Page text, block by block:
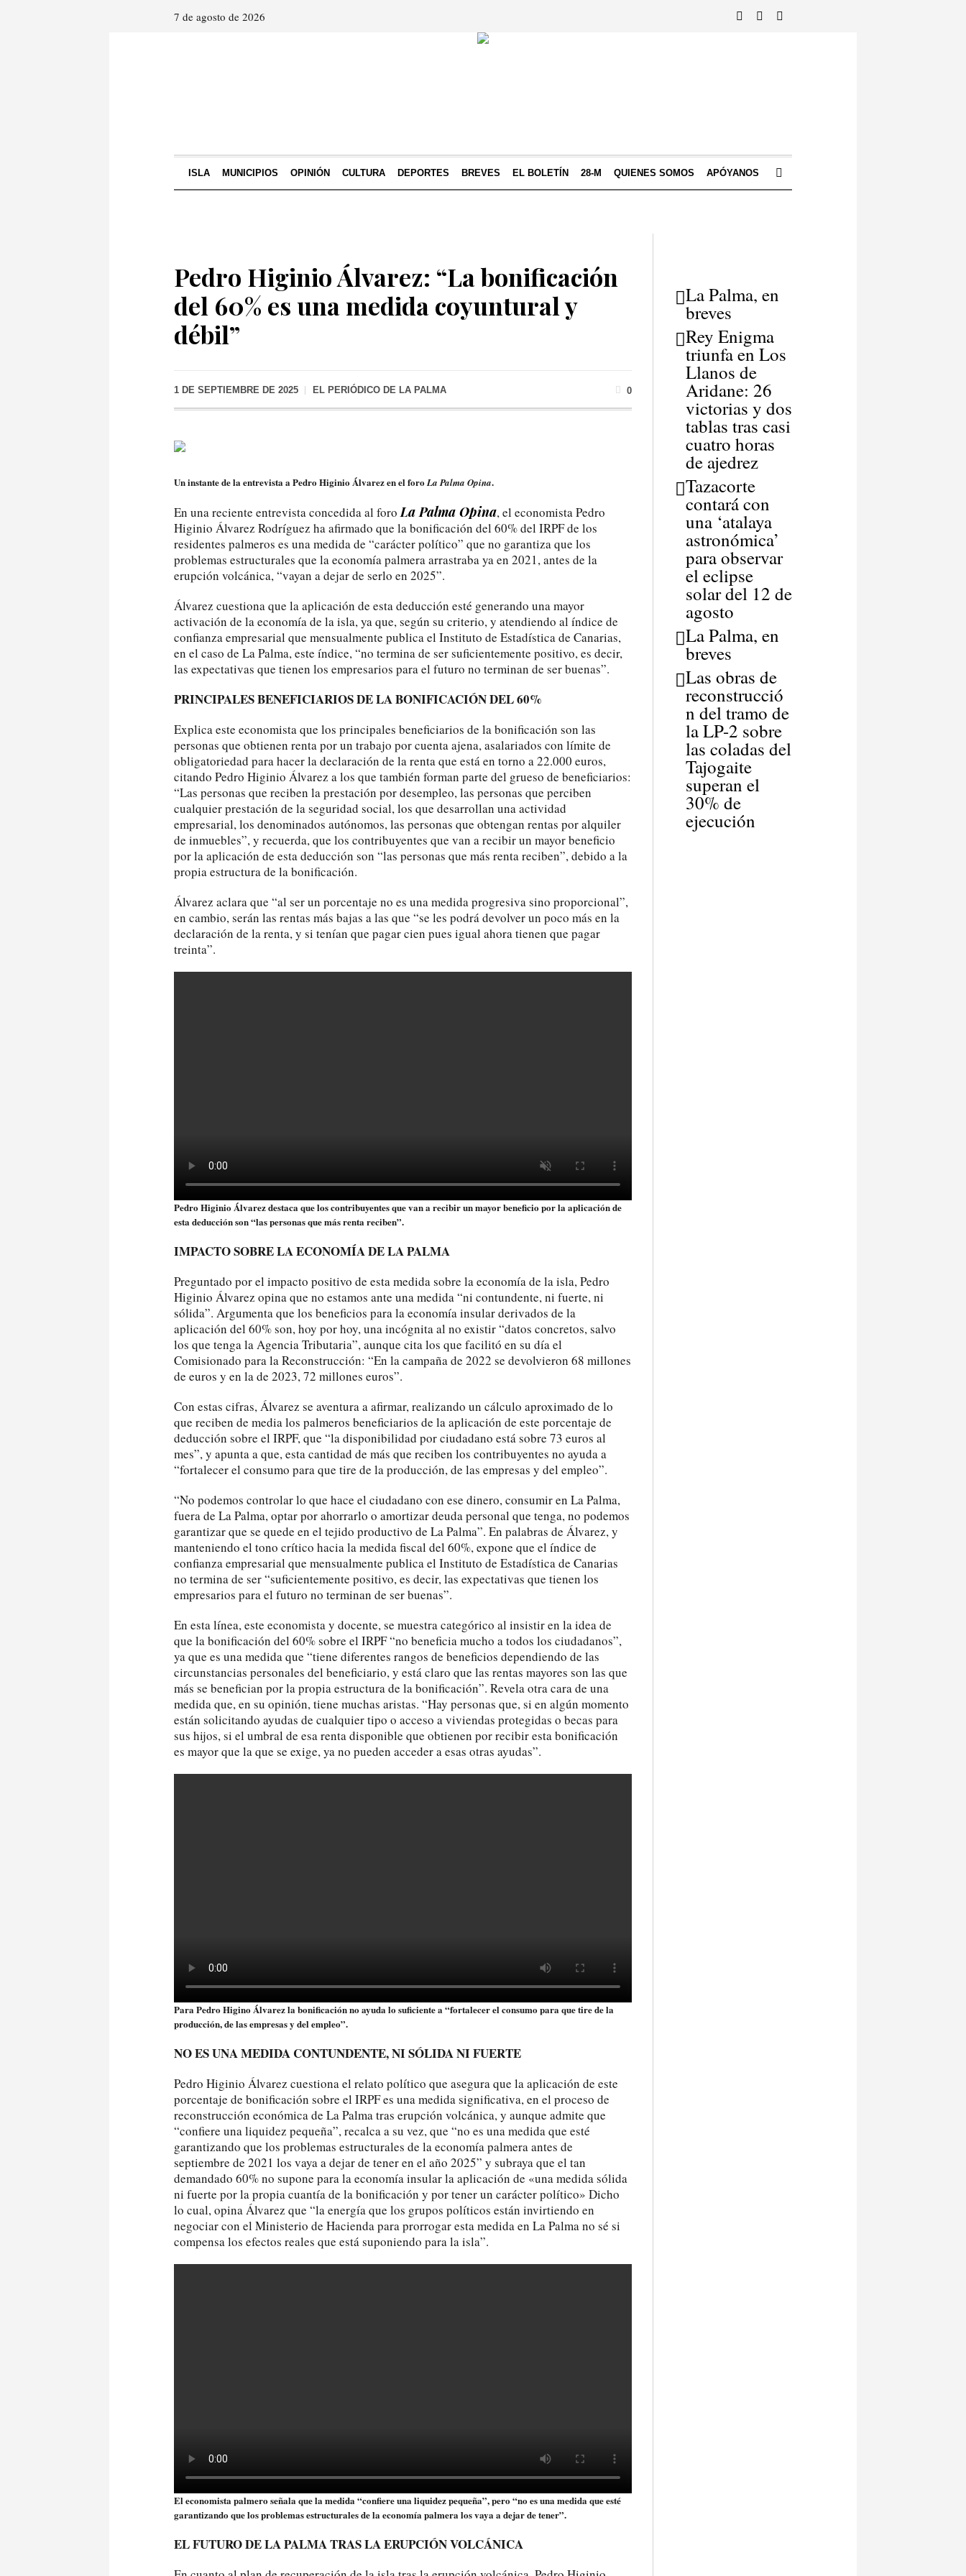
7 de agosto de 2026
ISLA MUNICIPIOS OPINIÓN CULTURA DEPORTES BREVES EL BOLETÍN 28-M QUIENES SOMOS APÓYANOS
Pedro Higinio Álvarez: “La bonificación
del 60% es una medida coyuntural y
débil”
1 DE SEPTIEMBRE DE 2025 EL PERIÓDICO DE LA PALMA 0
Un instante de la entrevista a Pedro Higinio Álvarez en el foroLa Palma Opina.
En una reciente entrevista concedida al foroLa Palma Opina, el economista Pedro
Higinio Álvarez Rodríguez ha afirmado que la bonificación del 60% del IRPF de los
residentes palmeros es una medida de “carácter político” que no garantiza que los
problemas estructurales que la economía palmera arrastraba ya en 2021, antes de la
erupción volcánica, “vayan a dejar de serlo en 2025”.
Álvarez cuestiona que la aplicación de esta deducción esté generando una mayor
activación de la economía de la isla, ya que, según su criterio, y atendiendo al índice de
confianza empresarial que mensualmente publica el Instituto de Estadística de Canarias,
en el caso de La Palma, este índice, “no termina de ser suficientemente positivo, es decir,
las expectativas que tienen los empresarios para el futuro no terminan de ser buenas”.
PRINCIPALES BENEFICIARIOS DE LA BONIFICACIÓN DEL 60%
Explica este economista que los principales beneficiarios de la bonificación son las
personas que obtienen renta por un trabajo por cuenta ajena, asalariados con límite de
obligatoriedad para hacer la declaración de la renta que está en torno a 22.000 euros,
citando Pedro Higinio Álvarez a los que también forman parte del grueso de beneficiarios:
“Las personas que reciben la prestación por desempleo, las personas que perciben
cualquier prestación de la seguridad social, los que desarrollan una actividad
empresarial, los denominados autónomos, las personas que obtengan rentas por alquiler
de inmuebles”, y recuerda, que los contribuyentes que van a recibir un mayor beneficio
por la aplicación de esta deducción son “las personas que más renta reciben”, debido a la
propia estructura de la bonificación.
Álvarez aclara que “al ser un porcentaje no es una medida progresiva sino proporcional”,
en cambio, serán las rentas más bajas a las que “se les podrá devolver un poco más en la
declaración de la renta, y si tenían que pagar cien pues igual ahora tienen que pagar
treinta”.
Pedro Higinio Álvarez destaca que los contribuyentes que van a recibir un mayor beneficio por la aplicación de
esta deducción son “las personas que más renta reciben”.
IMPACTO SOBRE LA ECONOMÍA DE LA PALMA
Preguntado por el impacto positivo de esta medida sobre la economía de la isla, Pedro
Higinio Álvarez opina que no estamos ante una medida “ni contundente, ni fuerte, ni
sólida”. Argumenta que los beneficios para la economía insular derivados de la
aplicación del 60% son, hoy por hoy, una incógnita al no existir “datos concretos, salvo
los que tenga la Agencia Tributaria”, aunque cita los que facilitó en su día el
Comisionado para la Reconstrucción: “En la campaña de 2022 se devolvieron 68 millones
de euros y en la de 2023, 72 millones euros”.
Con estas cifras, Álvarez se aventura a afirmar, realizando un cálculo aproximado de lo
que reciben de media los palmeros beneficiarios de la aplicación de este porcentaje de
deducción sobre el IRPF, que “la disponibilidad por ciudadano está sobre 73 euros al
mes”, y apunta a que, esta cantidad de más que reciben los contribuyentes no ayuda a
“fortalecer el consumo para que tire de la producción, de las empresas y del empleo”.
“No podemos controlar lo que hace el ciudadano con ese dinero, consumir en La Palma,
fuera de La Palma, optar por ahorrarlo o amortizar deuda personal que tenga, no podemos
garantizar que se quede en el tejido productivo de La Palma”. En palabras de Álvarez, y
manteniendo el tono crítico hacia la medida fiscal del 60%, expone que el índice de
confianza empresarial que mensualmente publica el Instituto de Estadística de Canarias
no termina de ser “suficientemente positivo, es decir, las expectativas que tienen los
empresarios para el futuro no terminan de ser buenas”.
En esta línea, este economista y docente, se muestra categórico al insistir en la idea de
que la bonificación del 60% sobre el IRPF “no beneficia mucho a todos los ciudadanos”,
ya que es una medida que “tiene diferentes rangos de beneficios dependiendo de las
circunstancias personales del beneficiario, y está claro que las rentas mayores son las que
más se benefician por la propia estructura de la bonificación”. Revela otra cara de una
medida que, en su opinión, tiene muchas aristas. “Hay personas que, si en algún momento
están solicitando ayudas de cualquier tipo o acceso a viviendas protegidas o becas para
sus hijos, si el umbral de esa renta disponible que obtienen por recibir esta bonificación
es mayor que la que se exige, ya no pueden acceder a esas otras ayudas”.
Para Pedro Higino Álvarez la bonificación no ayuda lo suficiente a “fortalecer el consumo para que tire de la
producción, de las empresas y del empleo”.
NO ES UNA MEDIDA CONTUNDENTE, NI SÓLIDA NI FUERTE
Pedro Higinio Álvarez cuestiona el relato político que asegura que la aplicación de este
porcentaje de bonificación sobre el IRPF es una medida significativa, en el proceso de
reconstrucción económica de La Palma tras erupción volcánica, y aunque admite que
“confiere una liquidez pequeña”, recalca a su vez, que “no es una medida que esté
garantizando que los problemas estructurales de la economía palmera antes de
septiembre de 2021 los vaya a dejar de tener en el año 2025” y subraya que el tan
demandado 60% no supone para la economía insular la aplicación de «una medida sólida
ni fuerte por la propia cuantía de la bonificación y por tener un carácter político» Dicho
lo cual, opina Álvarez que “la energía que los grupos políticos están invirtiendo en
negociar con el Ministerio de Hacienda para prorrogar esta medida en La Palma no sé si
compensa los efectos reales que está suponiendo para la isla”.
El economista palmero señala que la medida “confiere una liquidez pequeña”, pero “no es una medida que esté
garantizando que los problemas estructurales de la economía palmera los vaya a dejar de tener”.
EL FUTURO DE LA PALMA TRAS LA ERUPCIÓN VOLCÁNICA
La Palma, en
breves
Rey Enigma
triunfa en Los
Llanos de
Aridane: 26
victorias y dos
tablas tras casi
cuatro horas
de ajedrez
Tazacorte
contará con
una ‘atalaya
astronómica’
para observar
el eclipse
solar del 12 de
agosto
La Palma, en
breves
Las obras de
reconstrucció
n del tramo de
la LP-2 sobre
las coladas del
Tajogaite
superan el
30% de
ejecución